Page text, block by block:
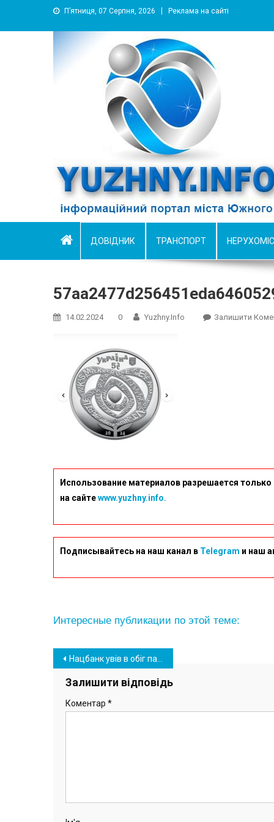
П’ятниця, 07 Серпня, 2026 Реклама на сайті
YUZHNY.INFO
информационный портал города Южный
ДОВІДНИК ТРАНСПОРТ
14.02.2024 0 Yuzhny.info Залишити
Использование материалов разрешается
на сайтеwww.yuzhny.info.
Подписывайтесь на наш канал в Telegram и наш
Интересные публикации по этой теме:
Навігація
записів
Нацбанк увів в обіг пам’ятну монету «Кохання»: де і за скільки її можна купити
Залишити відповідь
Коментар *